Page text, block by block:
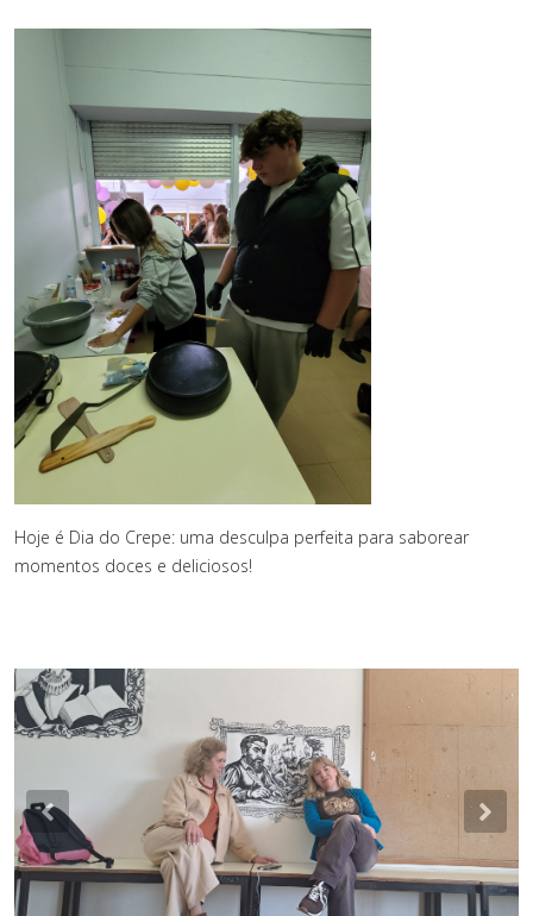
Hoje é Dia do Crepe: uma desculpa perfeita para saborear
momentos doces e deliciosos!
Previous